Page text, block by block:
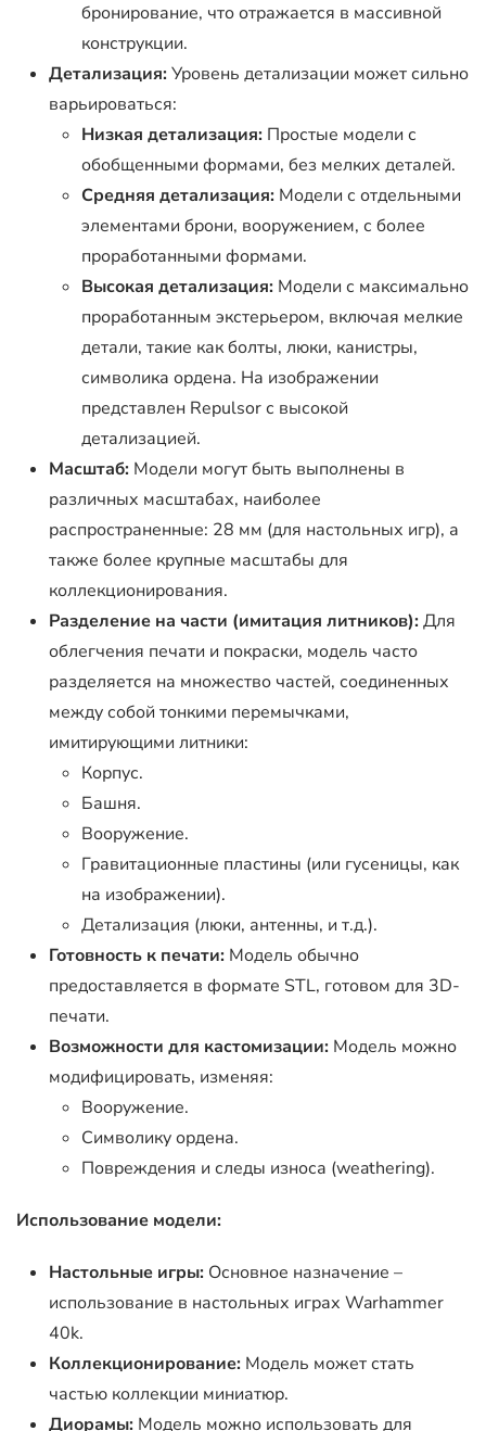
бронирование, что отражается в массивной
конструкции.
Детализация:Уровень детализации может сильно
варьироваться:
Низкая детализация: Простые модели с
обобщенными формами, без мелких деталей.
Средняя детализация: Модели с отдельными
элементами брони, вооружением, с более
проработанными формами.
Высокая детализация: Модели с максимально
проработанным экстерьером, включая мелкие
детали, такие как болты, люки, канистры,
символика ордена. На изображении
представлен Repulsor с высокой
детализацией.
Масштаб: Модели могут быть выполнены в
различных масштабах, наиболее
распространенные: 28 мм (для настольных игр), а
также более крупные масштабы для
коллекционирования.
Разделение на части (имитация литников):Для
облегчения печати и покраски, модель часто
разделяется на множество частей, соединенных
между собой тонкими перемычками,
имитирующими литники:
Корпус.
Башня.
Вооружение.
Гравитационные пластины (или гусеницы, как
на изображении).
Детализация (люки, антенны, и т.д.).
Готовность к печати: Модель обычно
предоставляется в формате STL, готовом для 3D-
печати.
Возможности для кастомизации: Модель можно
модифицировать, изменяя:
Вооружение.
Символику ордена.
Повреждения и следы износа (weathering).
Использование модели:
Настольные игры: Основное назначение –
использование в настольных играх Warhammer
40k.
Коллекционирование: Модель может стать
частью коллекции миниатюр.
Диорамы: Модель можно использовать для